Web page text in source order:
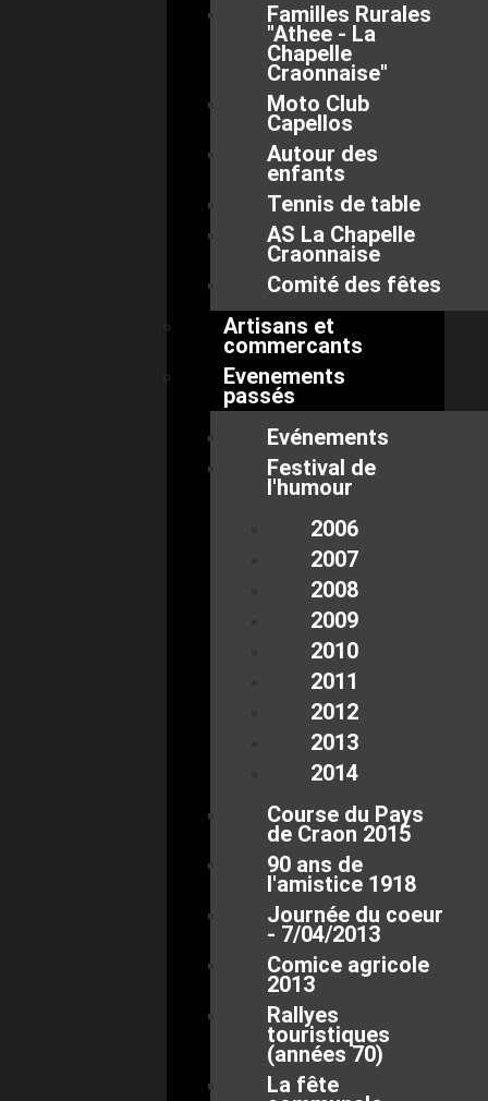
Familles Rurales
"Athee - La
Chapelle
Craonnaise"
Moto Club
Capellos
Autour des
enfants
Tennis de table
AS La Chapelle
Craonnaise
Comité des fêtes
Artisans et
commercants
Evenements
passés
Evénements
Festival de
l'humour
2006
2007
2008
2009
2010
2011
2012
2013
2014
Course du Pays
de Craon 2015
90 ans de
l'amistice 1918
Journée du coeur
- 7/04/2013
Comice agricole
2013
Rallyes
touristiques
(années 70)
La fête